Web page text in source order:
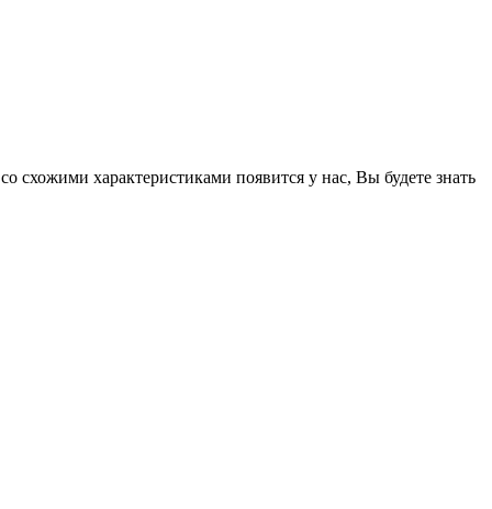
схожими характеристиками появится у нас, Вы будете знать